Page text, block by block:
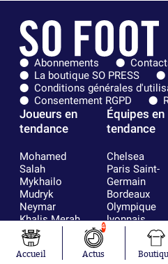
Abonnements
La boutique SO PRESS
Conditions générales
Consentement RGPD
Joueurs en
tendance
Mohamed
Salah
Mykhailo
Mudryk
Neymar
Khalis Merah
Loïs Openda
Moussa
Niakhaté
Équipes en
tendance
Chelsea
Paris Saint-
Germain
Bordeaux
Olympique
lyonnais
Real Madrid
RC
Accueil
4
Actus